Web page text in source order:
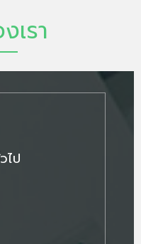
เรา
ไป